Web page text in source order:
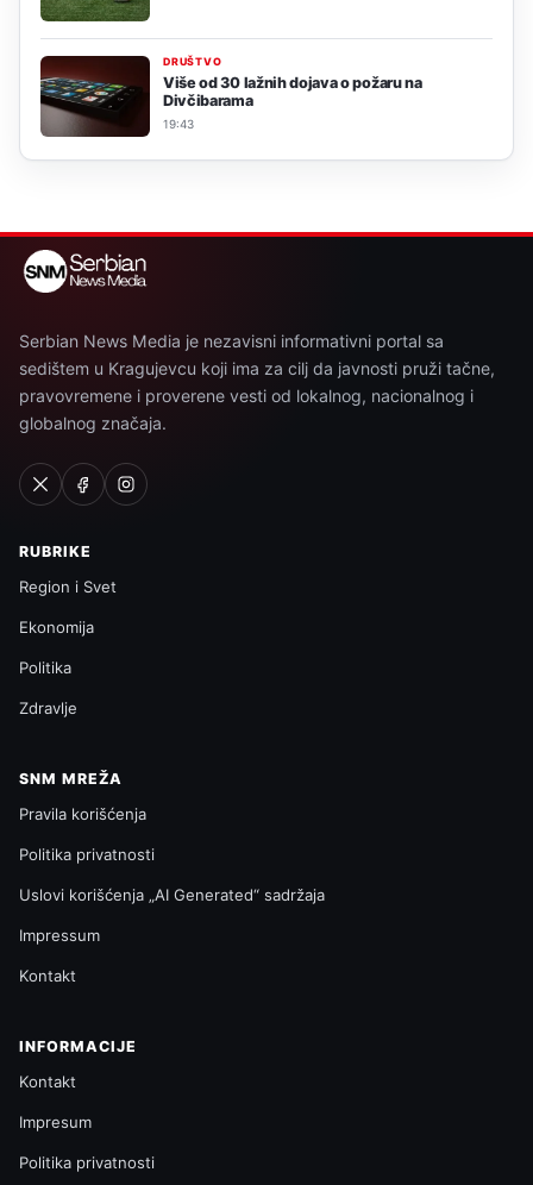
DRUŠTVO
Više od 30 lažnih dojava o požaru na
Divčibarama
19:43
Serbian News Media je nezavisni informativni portal sa
sedištem u Kragujevcu koji ima za cilj da javnosti pruži tačne,
pravovremene i proverene vesti od lokalnog, nacionalnog i
globalnog značaja.
RUBRIKE
Region i Svet
Ekonomija
Politika
Zdravlje
SNM MREŽA
Pravila korišćenja
Politika privatnosti
Uslovi korišćenja „AI Generated“ sadržaja
Impressum
Kontakt
INFORMACIJE
Kontakt
Impresum
Politika privatnosti